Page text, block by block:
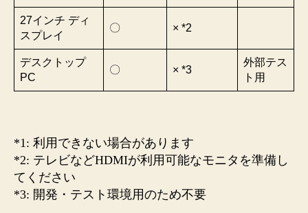
27インチ ディ
スプレイ
〇 × *2
デスクトップ
PC
〇 × *3
外部テス
ト用
*1: 利用できない場合があります
*2: テレビなどHDMIが利用可能なモニタを準備し
てください
*3: 開発・テスト環境用のため不要